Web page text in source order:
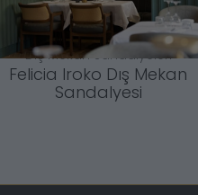
Dış Mekan Sandalyeleri
Felicia Iroko Dış Mekan
Sandalyesi